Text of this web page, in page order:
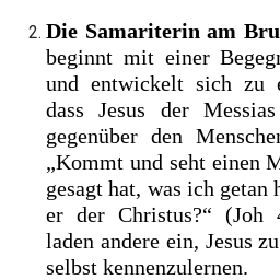
Die Samariterin am
beginnt mit einer
und entwickelt sich zu
dass Jesus der
gegenüber den
„Kommt und seht einen
gesagt hat, was ich
er der Christus?“ (Joh
laden andere ein, Jesus
selbst kennenzulernen.